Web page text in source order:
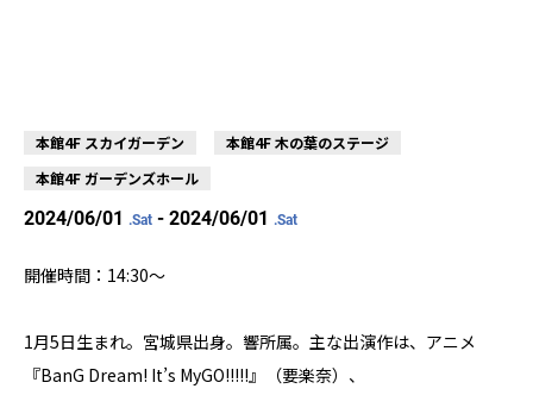
本館4F スカイガーデン
本館4F 木の葉のステージ
本館4F ガーデンズホール
2024/06/01 .Sat - 2024/06/01 .Sat
開催時間：14:30〜
1月5日生まれ。宮城県出身。響所属。主な出演作は、アニメ
『BanG Dream! It’s MyGO!!!!!』（要楽奈）、